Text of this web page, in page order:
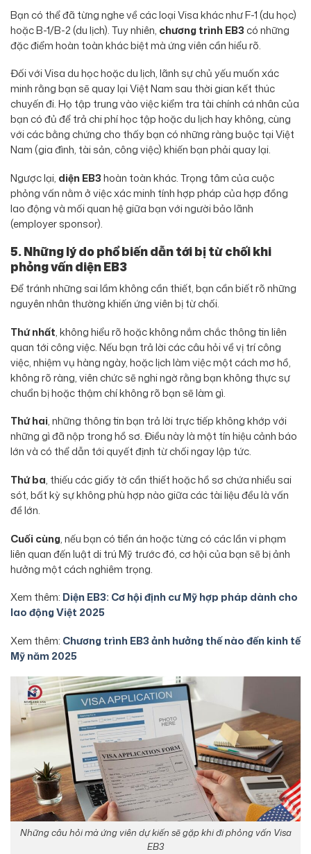
Bạn có thể đã từng nghe về các loại Visa khác như F-1 (du học)
hoặc B-1/B-2 (du lịch). Tuy nhiên, chương trình EB3 có những
đặc điểm hoàn toàn khác biệt mà ứng viên cần hiểu rõ.
Đối với Visa du học hoặc du lịch, lãnh sự chủ yếu muốn xác
minh rằng bạn sẽ quay lại Việt Nam sau thời gian kết thúc
chuyến đi. Họ tập trung vào việc kiểm tra tài chính cá nhân của
bạn có đủ để trả chi phí học tập hoặc du lịch hay không, cùng
với các bằng chứng cho thấy bạn có những ràng buộc tại Việt
Nam (gia đình, tài sản, công việc) khiến bạn phải quay lại.
Ngược lại, diện EB3hoàn toàn khác. Trọng tâm của cuộc
phỏng vấn nằm ở việc xác minh tính hợp pháp của hợp đồng
lao động và mối quan hệ giữa bạn với người bảo lãnh
(employer sponsor).
5. Những lý do phổ biến dẫn tới bị từ chối khi
phỏng vấn diện EB3
Để tránh những sai lầm không cần thiết, bạn cần biết rõ những
nguyên nhân thường khiến ứng viên bị từ chối.
Thứ nhất, không hiểu rõ hoặc không nắm chắc thông tin liên
quan tới công việc. Nếu bạn trả lời các câu hỏi về vị trí công
việc, nhiệm vụ hàng ngày, hoặc lịch làm việc một cách mơ hồ,
không rõ ràng, viên chức sẽ nghi ngờ rằng bạn không thực sự
chuẩn bị hoặc thậm chí không rõ bạn sẽ làm gì.
Thứ hai, những thông tin bạn trả lời trực tiếp không khớp với
những gì đã nộp trong hồ sơ. Điều này là một tín hiệu cảnh báo
lớn và có thể dẫn tới quyết định từ chối ngay lập tức.
Thứ ba, thiếu các giấy tờ cần thiết hoặc hồ sơ chứa nhiều sai
sót, bất kỳ sự không phù hợp nào giữa các tài liệu đều là vấn
đề lớn.
Cuối cùng, nếu bạn có tiền án hoặc từng có các lần vi phạm
liên quan đến luật di trú Mỹ trước đó, cơ hội của bạn sẽ bị ảnh
hưởng một cách nghiêm trọng.
Xem thêm: Diện EB3: Cơ hội định cư Mỹ hợp pháp dành cho
lao động Việt 2025
Xem thêm: Chương trình EB3 ảnh hưởng thế nào đến kinh tế
Mỹ năm 2025
Những câu hỏi mà ứng viên dự kiến sẽ gặp khi đi phỏng vấn Visa
EB3